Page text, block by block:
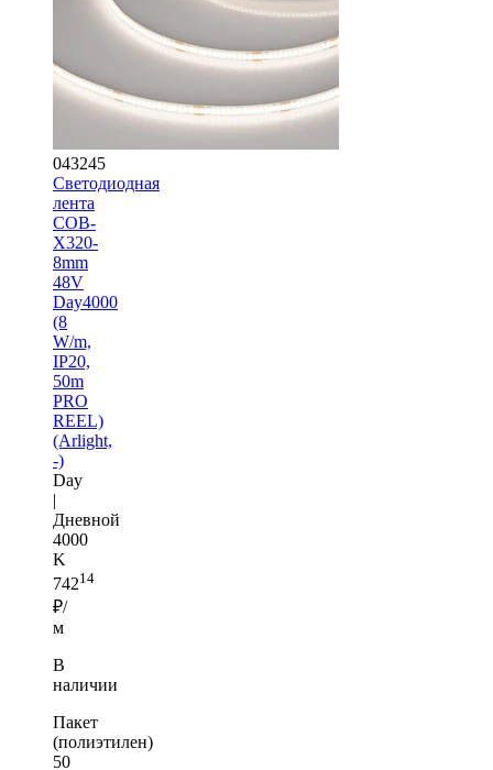
043245
Светодиодная
лента
COB-
X320-
8mm
48V
Day4000
(8
W/m,
IP20,
50m
PRO
REEL)
(Arlight,
-)
Day
|
Дневной
4000
K
74214
₽/
м
В
наличии
Пакет
(полиэтилен)
50